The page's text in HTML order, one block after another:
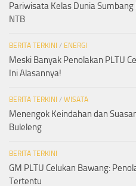
Pariwisata Kelas Dunia
NTB
BERITA TERKINI / ENERGI
Meski Banyak Penolakan PLTU
Ini Alasannya!
BERITA TERKINI / WISATA
Menengok Keindahan dan
Buleleng
BERITA TERKINI
GM PLTU Celukan Bawang:
Tertentu